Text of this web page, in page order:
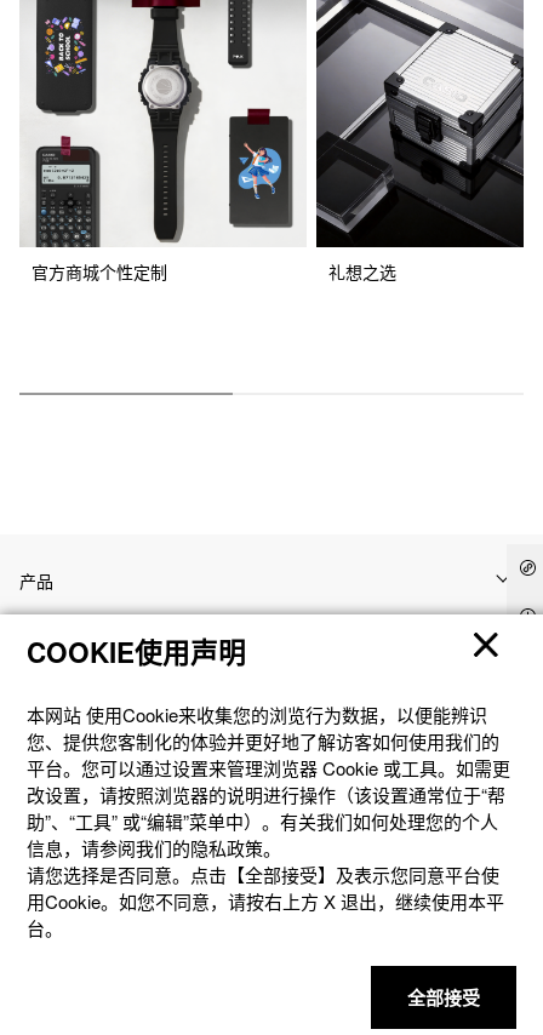
官方商城个性定制 礼想之选
产品
客户支持
资讯
社交媒体
© 2025 卡西欧（中国）贸易有限公司 CASIO(China) Co., Ltd
COOKIE使用声明
本网站 使⽤Cookie来收集您的浏览⾏为数据，以便能辨识
您、提供您客制化的体验并更好地了解访客如何使⽤我们的
平台。您可以通过设置来管理浏览器 Cookie 或⼯具。如需更
改设置，请按照浏览器的说明进⾏操作（该设置通常位于“帮
助”、“⼯具” 或“编辑”菜单中）。有关我们如何处理您的个⼈
信息，请参阅我们的隐私政策。
请您选择是否同意。点击【全部接受】及表示您同意平台使
用Cookie。如您不同意，请按右上⽅ X 退出，继续使⽤本平
台。
全部接受